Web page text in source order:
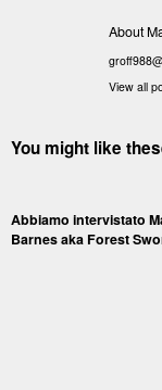
About
View all
You might like
Abbiamo intervistato
Barnes aka Forest